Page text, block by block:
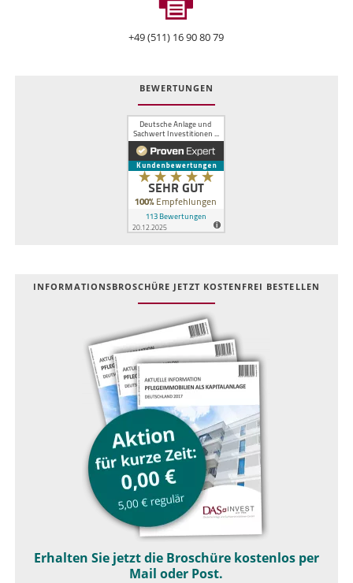
+49 (511) 16 90 80 79
BEWERTUNGEN
INFOR­MATIONS­BROSCHÜRE JETZT KOSTEN­FREI BESTELLEN
Erhalten Sie jetzt die Broschüre kostenlos per
Mail oder Post.